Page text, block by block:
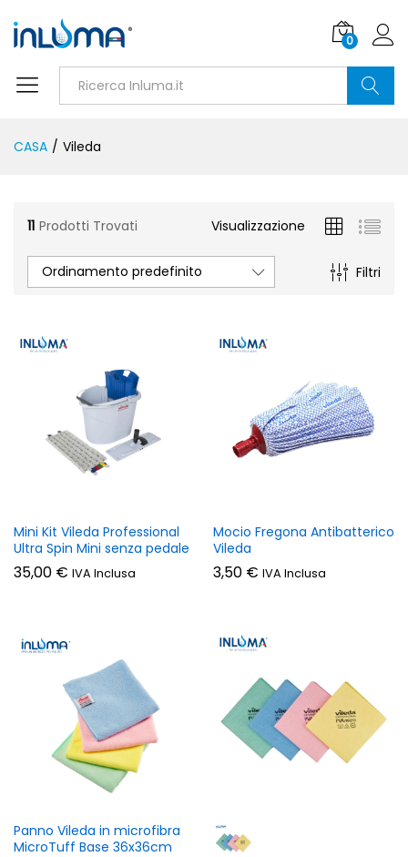
0
CASA / Vileda
11 Prodotti Trovati Visualizzazione
Filtri
Ordinamento predefinito
Mini Kit Vileda Professional
Ultra Spin Mini senza pedale
35,00 € IVA Inclusa
Mocio Fregona Antibatterico
Vileda
3,50 € IVA Inclusa
Panno Vileda in microfibra
MicroTuff Base 36x36cm